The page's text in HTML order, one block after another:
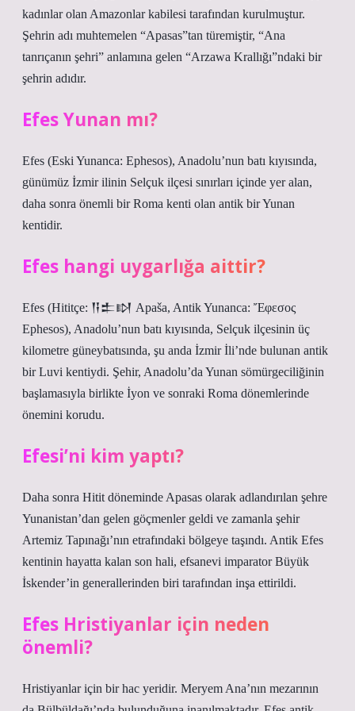
kadınlar olan Amazonlar kabilesi tarafından kurulmuştur.
Şehrin adı muhtemelen “Apasas”tan türemiştir, “Ana
tanrıçanın şehri” anlamına gelen “Arzawa Krallığı”ndaki bir
şehrin adıdır.
Efes Yunan mı?
Efes (Eski Yunanca: Ephesos), Anadolu’nun batı kıyısında,
günümüz İzmir ilinin Selçuk ilçesi sınırları içinde yer alan,
daha sonra önemli bir Roma kenti olan antik bir Yunan
kentidir.
Efes hangi uygarlığa aittir?
Efes (Hititçe: 𒀀𒉺𒊭 Apaša, Antik Yunanca: Ἔφεσος
Ephesos), Anadolu’nun batı kıyısında, Selçuk ilçesinin üç
kilometre güneybatısında, şu anda İzmir İli’nde bulunan antik
bir Luvi kentiydi. Şehir, Anadolu’da Yunan sömürgeciliğinin
başlamasıyla birlikte İyon ve sonraki Roma dönemlerinde
önemini korudu.
Efesi’ni kim yaptı?
Daha sonra Hitit döneminde Apasas olarak adlandırılan şehre
Yunanistan’dan gelen göçmenler geldi ve zamanla şehir
Artemiz Tapınağı’nın etrafındaki bölgeye taşındı. Antik Efes
kentinin hayatta kalan son hali, efsanevi imparator Büyük
İskender’in generallerinden biri tarafından inşa ettirildi.
Efes Hristiyanlar için neden
önemli?
Hristiyanlar için bir hac yeridir. Meryem Ana’nın mezarının